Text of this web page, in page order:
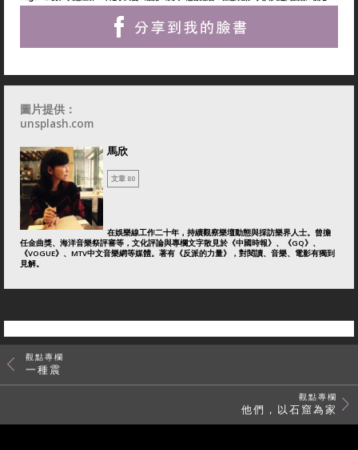
圖片提供：
unsplash.com
馬欣
文章 80
在娛樂線工作二十年，持續觀察樂壇動態與採訪樂界人士。曾擔
任金曲獎、海洋音樂祭評審等，文化評論與專欄文字散見於《中國時報》、《GQ》、
《VOGUE》、MTV中文音樂網等媒體。著有《反派的力量》，對閱讀、音樂、電影有獨到
見解。
觀點專欄
一種震
觀點專欄
他們，以石窟為家